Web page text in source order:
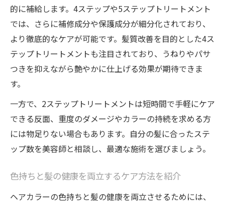
的に補給します。4ステップや5ステップトリートメント
では、さらに補修成分や保護成分が細分化されており、
より徹底的なケアが可能です。髪質改善を目的とした4ス
テップトリートメントも注目されており、うねりやパサ
つきを抑えながら艶やかに仕上げる効果が期待できま
す。
一方で、2ステップトリートメントは短時間で手軽にケア
できる反面、重度のダメージやカラーの持続を求める方
には物足りない場合もあります。自分の髪に合ったステ
ップ数を美容師と相談し、最適な施術を選びましょう。
色持ちと髪の健康を両立するケア方法を紹介
ヘアカラーの色持ちと髪の健康を両立させるためには、